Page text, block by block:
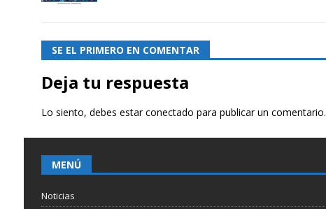
SE EL PRIMERO EN COMENTAR
Deja tu respuesta
Lo siento, debes estarconectado para publicar un comentario.
MENÚ
Noticias